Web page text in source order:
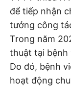
để tiếp nhận
tưởng công
Trong năm
thuật tại bệnh
Do đó, bệnh
hoạt động